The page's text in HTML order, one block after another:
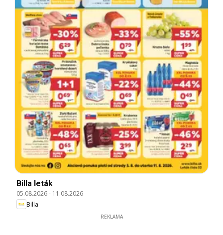
Billa leták
05.08.2026- 11.08.2026
Billa
REKLAMA